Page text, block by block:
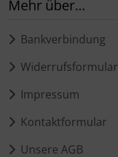
Mehr über...
Bankverbindung
Widerrufsformular
Impressum
Kontaktformular
Unsere AGB